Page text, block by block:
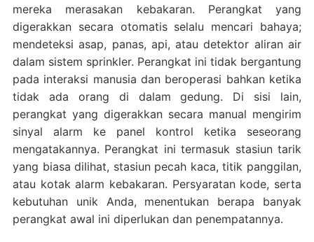
mereka merasakan kebakaran. Perangkat yang
digerakkan secara otomatis selalu mencari bahaya;
mendeteksi asap, panas, api, atau detektor aliran air
dalam sistem sprinkler. Perangkat ini tidak bergantung
pada interaksi manusia dan beroperasi bahkan ketika
tidak ada orang di dalam gedung. Di sisi lain,
perangkat yang digerakkan secara manual mengirim
sinyal alarm ke panel kontrol ketika seseorang
mengatakannya. Perangkat ini termasuk stasiun tarik
yang biasa dilihat, stasiun pecah kaca, titik panggilan,
atau kotak alarm kebakaran. Persyaratan kode, serta
kebutuhan unik Anda, menentukan berapa banyak
perangkat awal ini diperlukan dan penempatannya.